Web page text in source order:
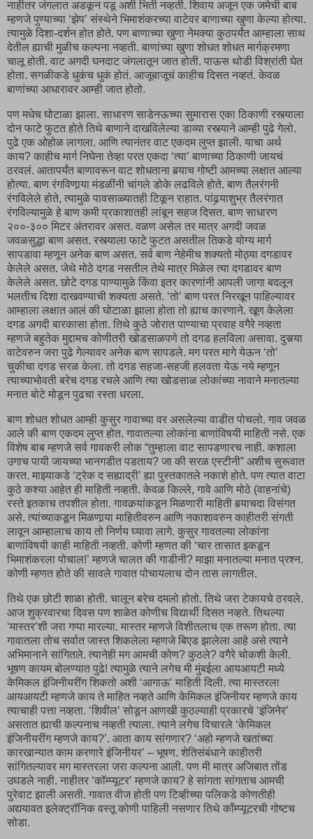
नाहीतर जंगलात अडकून पडू अशी भिती नव्हती. शिवाय अजून एक जमेची बाब
म्हणजे पुण्याच्या ‘झेप’ संस्थेने भिमाशंकरच्या वाटेवर बाणाच्या खुणा केल्या होत्या.
त्यामुळे दिशा-दर्शन होत होते. पण बाणाच्या खुणा नेमक्या कुठपर्यंत आम्हाला साथ
देतील ह्याची मुळीच कल्पना नव्हती. बाणांच्या खुणा शोधत शोधत मार्गक्रमणा
चालू होती. वाट अगदी घनदाट जंगलातून जात होती. पाऊस थोडी विश्रांती घेत
होता. सगळीकडे धुकंच धुकं होतं. आजूबाजूचं काहीच दिसत नव्हतं. केवळ
बाणांच्या आधारावर आम्ही जात होतो.
पण मधेच घोटाळा झाला. साधारण साडेनऊच्या सुमारास एका ठिकाणी रस्त्याला
दोन फाटे फुटत होते तिथे बाणाने दाखविलेल्या डाव्या रस्त्याने आम्ही पुढे गेलो.
पुढे एक ओहोळ लागला. आणि त्यानंतर वाट एकदम लुप्त झाली. याचा अर्थ
काय? काहीच मार्ग निघेना तेव्हा परत एकदा ‘त्या’ बाणाच्या ठिकाणी जायचं
ठरवलं. आतापर्यंत बाणावरून वाट शोधताना बर्‍याच गोष्टी आमच्या लक्षात आल्या
होत्या. बाण रंगविणार्‍या मंडळींनी चांगले डोके लढविले होते. बाण तैलरंगनी
रंगविलेले होते, त्यामुळे पावसाळ्यातही टिकून राहात. पांढर्‍याशुभ्र तैलरंगात
रंगविल्यामुळे हे बाण कमी प्रकाशातही लांबून सहज दिसत. बाण साधारण
२००-३०० मिटर अंतरावर असत. वळण असेल तर मात्र अगदी जवळ
जवळसुद्धा बाण असत. रस्त्याला फाटे फुटत असतील तिकडे योग्य मार्ग
सापडावा म्हणून अनेक बाण असत. सर्व बाण नेहेमीच शक्यतो मोठ्या दगडावर
केलेले असत. जेथे मोठे दगड नसतील तेथे मात्र मिळेल त्या दगडावर बाण
केलेले असत. छोटे दगड पाण्यामुळे किंवा इतर कारणांनी आपली जागा बदलून
भलतीच दिशा दाखवण्याची शक्यता असते. ‘तो’ बाण परत निरखून पाहिल्यावर
आम्हाला लक्षात आलं की घोटाळा झाला होता तो ह्याच कारणाने. खूण केलेला
दगड अगदी बारकासा होता. तिथे कुठे जोरात पाण्याचा प्रवाह वगैरे नव्हता
म्हणजे बहुतेक मुद्दामच कोणीतरी खोडसाळपणे तो दगड हलविला असावा. दुसर्‍या
वाटेवरुन जरा पुढे गेल्यावर अनेक बाण सापडले. मग परत मागे येऊन ‘तो’
चुकीचा दगड सरळ केला. तो दगड सहजा-सहजी हलवता येऊ नये म्हणून
त्याच्याभोवती बरेच दगड रचले आणि त्या खोडसाळ लोकांच्या नावाने मनातल्या
मनात बोटे मोडून पुढचा रस्ता धरला.
बाण शोधत शोधत आम्ही कुसुर गावाच्या वर असलेल्या वाडीत पोचलो. गाव जवळ
आले की बाण एकदम लुप्त होत. गावातल्या लोकांना बाणांविषयी माहिती नसे. एक
विशेष बाब म्हणजे सर्व गावकरी लोक “तुम्हाला वाट सापडणारच नाही. कशाला
उगाच पायी जायच्या भानगडीत पडताय? जा की सरळ एस्टीनी” अशीच सुरूवात
करत. माझ्याकडे ‘ट्रेक द सह्याद्री’ ह्या पुस्तकातले नकाशे होते. पण त्यात वाटा
कुठे कश्या आहेत ही माहिती नव्हती. केवळ किल्ले, गावे आणि मोठे (वाहनांचे)
रस्ते इतकाच तपशील होता. गावकर्‍यांकडून मिळणारी माहिती बर्‍याचदा विसंगत
असे. त्यांच्याकडून मिळणार्‍या माहितीवरुन आणि नकाशावरुन काहीतरी संगती
लावून आम्हालाच काय तो निर्णय घ्यावा लागे. कुसुर गावतल्या लोकांना
बाणांविषयी काही माहिती नव्हती. कोणी म्हणत की ‘चार तासात इकडून
भिमाशंकरला पोचाल!’ म्हणजे चालत की गाडीनी? माझा मनातल्या मनात प्रश्न.
कोणी म्हणत होते की सावले गावात पोचायलाच दोन तास लागतील.
तिथे एक छोटी शाळा होती. चालून बरेच दमलो होतो. तिथे जरा टेकायचे ठरवले.
आज शुक्रवारचा दिवस पण शाळेत कोणीच विद्यार्थी दिसत नव्हते. तिथल्या
‘मास्तर’शी जरा गप्पा मारल्या. मास्तर म्हणजे विशीतलाच एक तरूण होता. त्या
गावातला तोच सर्वात जास्त शिकलेला म्हणजे बिएड झालेला आहे असे त्याने
अभिमानाने सांगितले. त्यानेही मग आमची कोण? कुठले? वगैरे चोकशी केली.
भूषण कायम बोलण्यात पुढे! त्यामुळे त्याने लगेच मी मुंबईला आयआयटी मध्ये
केमिकल इंजिनीयरींग शिकतो अशी ‘आगाऊ’ माहिती दिली. त्या मास्तरला
आयआयटी म्हणजे काय ते माहित नव्हते आणि केमिकल इंजिनीयर म्हणजे काय
त्याचाही पत्ता नव्हता. ‘शिवील’ सोडून आणखी कुठल्याही प्रकारचे ‘इंजिनेर’
असतात ह्याची कल्पनाच नव्हती त्याला. त्याने लगेच विचारले ‘केमिकल
इंजिनीयरींग म्हणजे काय?’. आता काय सांगणार? ‘अहो म्हणजे खतांच्या
कारखान्यात काम करणारे इंजिनीयर’ – भूषण. शेतिसंबंधाने काहीतरी
सांगितल्यावर मग मास्तरला जरा कल्पना आली. पण मी मात्र अजिबात तोंड
उघडले नाही. नाहीतर ‘कॉम्प्यूटर’ म्हणजे काय? हे सांगता सांगताच आमची
पुरेवाट झाली असती. गावात वीज होती पण टिव्हीच्या पलिकडे कोणतीही
अद्ययावत इलेक्ट्रॉनिक वस्तू कोणी पाहिली नसणार तिथे कॉंम्प्यूटरची गोष्टच
सोडा.